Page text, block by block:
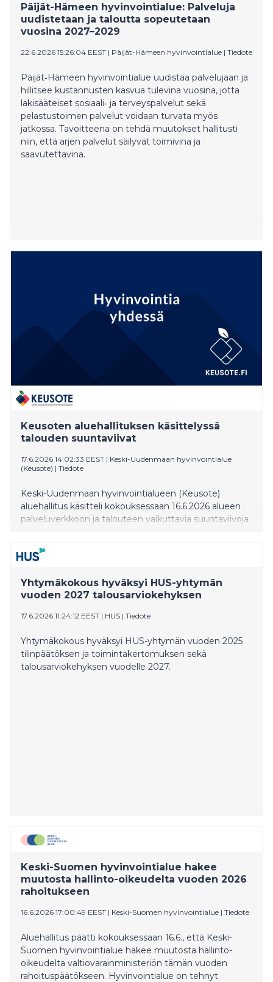
Päijät-Hämeen hyvinvointialue: Palveluja
uudistetaan ja taloutta sopeutetaan
vuosina 2027–2029
22.6.2026 15:26:04 EEST | Päijät-Hämeen hyvinvointialue | Tiedote
Päijät‑Hämeen hyvinvointialue uudistaa palvelujaan ja
hillitsee kustannusten kasvua tulevina vuosina, jotta
lakisääteiset sosiaali‑ ja terveyspalvelut sekä
pelastustoimen palvelut voidaan turvata myös
jatkossa. Tavoitteena on tehdä muutokset hallitusti
niin, että arjen palvelut säilyvät toimivina ja
saavutettavina.
Keusoten aluehallituksen käsittelyssä
talouden suuntaviivat
17.6.2026 14:02:33 EEST | Keski-Uudenmaan hyvinvointialue
(Keusote) | Tiedote
Keski-Uudenmaan hyvinvointialueen (Keusote)
aluehallitus käsitteli kokouksessaan 16.6.2026 alueen
palveluverkkoon ja talouteen vaikuttavia suuntaviivoja.
Yhtymäkokous hyväksyi HUS-yhtymän
vuoden 2027 talousarviokehyksen
17.6.2026 11:24:12 EEST | HUS | Tiedote
Yhtymäkokous hyväksyi HUS-yhtymän vuoden 2025
tilinpäätöksen ja toimintakertomuksen sekä
talousarviokehyksen vuodelle 2027.
Keski-Suomen hyvinvointialue hakee
muutosta hallinto-oikeudelta vuoden 2026
rahoitukseen
16.6.2026 17:00:49 EEST | Keski-Suomen hyvinvointialue | Tiedote
Aluehallitus päätti kokouksessaan 16.6., että Keski-
Suomen hyvinvointialue hakee muutosta hallinto-
oikeudelta valtiovarainministeriön tämän vuoden
rahoituspäätökseen. Hyvinvointialue on tehnyt